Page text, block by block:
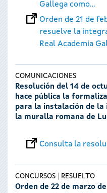
Gallega como...
Orden de 21 de
resuelve la
Real Academia
COMUNICACIONES
Resolución del 14 de
hace pública la
para la instalación de la
la muralla romana de
Consulta la
CONCURSOS RESUELTO
Orden de 22 de marzo